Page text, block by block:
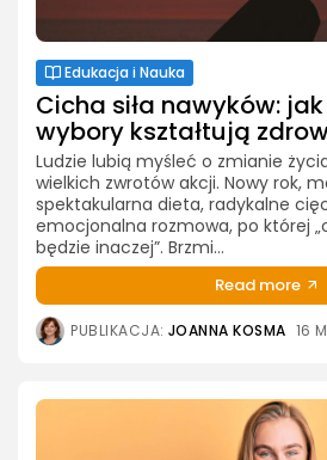
Edukacja i Nauka
Cicha siła nawyków:
wybory kształtują
Ludzie lubią myśleć o zmianie
wielkich zwrotów akcji. Nowy rok,
spektakularna dieta, radykalne
emocjonalna rozmowa, po której
będzie inaczej”. Brzmi...
Read more
PUBLIKACJA: JOANNA KOSMA 16